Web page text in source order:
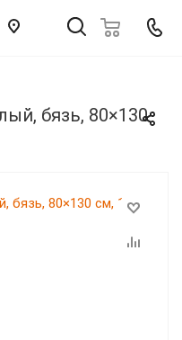
бязь, 80×130